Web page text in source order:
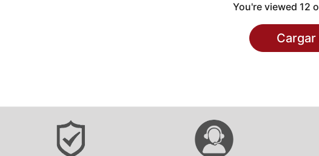
You're viewed 12
Cargar